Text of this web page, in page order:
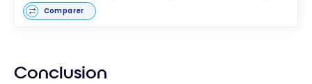
Comparer
Conclusion